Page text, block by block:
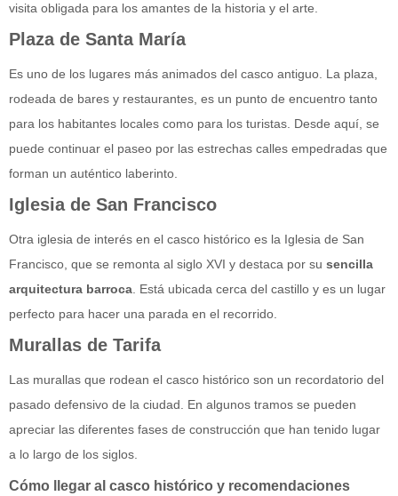
visita obligada para los amantes de la historia y el arte.
Plaza de Santa María
Es uno de los lugares más animados del casco antiguo. La plaza,
rodeada de bares y restaurantes, es un punto de encuentro tanto
para los habitantes locales como para los turistas. Desde aquí, se
puede continuar el paseo por las estrechas calles empedradas que
forman un auténtico laberinto.
Iglesia de San Francisco
Otra iglesia de interés en el casco histórico es la Iglesia de San
Francisco, que se remonta al siglo XVI y destaca por su sencilla
arquitectura barroca. Está ubicada cerca del castillo y es un lugar
perfecto para hacer una parada en el recorrido.
Murallas de Tarifa
Las murallas que rodean el casco histórico son un recordatorio del
pasado defensivo de la ciudad. En algunos tramos se pueden
apreciar las diferentes fases de construcción que han tenido lugar
a lo largo de los siglos.
Cómo llegar al casco histórico y recomendaciones